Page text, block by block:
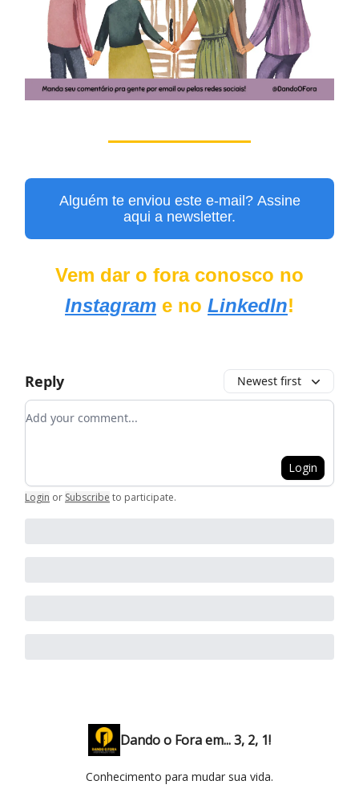
Alguém te enviou este e-mail? Assine
aqui a newsletter.
Vem dar o fora conosco no
Instagram e no LinkedIn!
Reply Newest first
Add your comment
Login
Login or Subscribe to participate.
Dando o Fora em... 3, 2, 1!
Conhecimento para mudar sua vida.